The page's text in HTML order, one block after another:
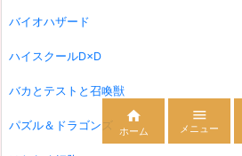
バイオハザード
ハイスクールD×D
バカとテストと召喚獣
パズル＆ドラゴンズ

ホーム

メニュー